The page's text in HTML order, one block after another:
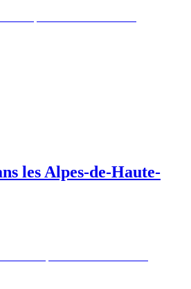
les Alpes-de-Haute-